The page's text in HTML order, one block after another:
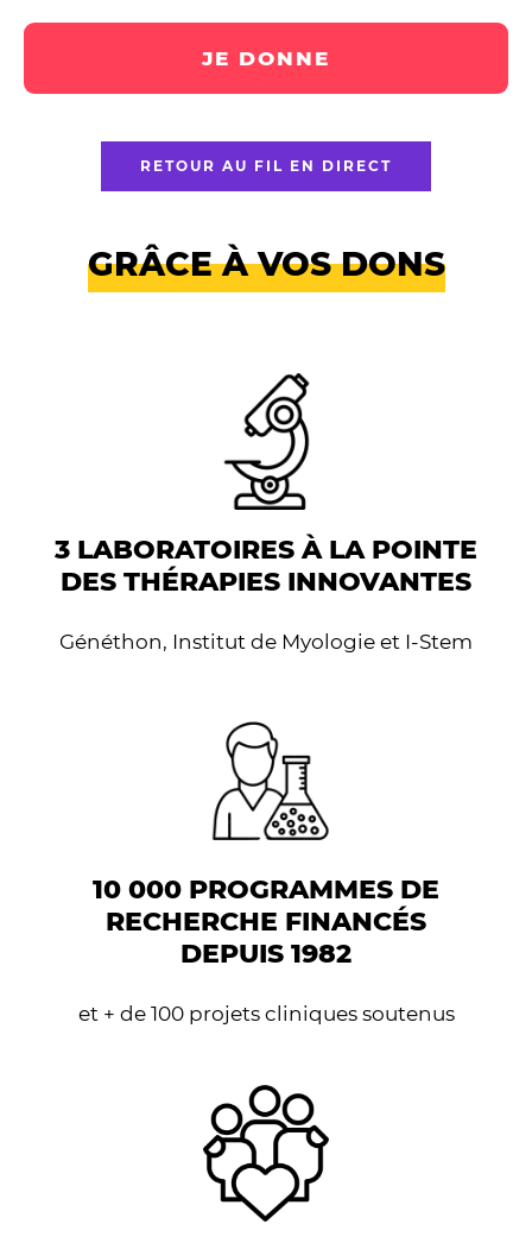
JE DONNE
RETOUR AU FIL EN DIRECT
GRÂCE À VOS DONS
3 LABORATOIRES À LA POINTE
DES THÉRAPIES INNOVANTES
Généthon, Institut de Myologie et I-Stem
10 000 PROGRAMMES DE
RECHERCHE FINANCÉS
DEPUIS 1982
et + de 100 projets cliniques soutenus